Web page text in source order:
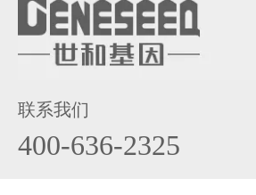
联系我们
400-636-2325